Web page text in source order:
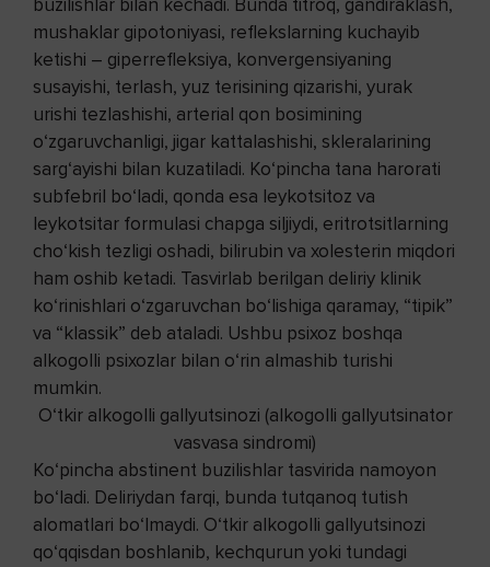
buzilishlar bilan kechadi. Bunda titroq, gandiraklash,
mushaklar gipotoniyasi, reflekslarning kuchayib
ketishi – giperrefleksiya, konvergensiyaning
susayishi, terlash, yuz terisining qizarishi, yurak
urishi tezlashishi, arterial qon bosimining
o‘zgaruvchanligi, jigar kattalashishi, skleralarining
sarg‘ayishi bilan kuzatiladi. Ko‘pincha tana harorati
subfebril bo‘ladi, qonda esa leykotsitoz va
leykotsitar formulasi chapga siljiydi, eritrotsitlarning
cho‘kish tezligi oshadi, bilirubin va xolesterin miqdori
ham oshib ketadi. Tasvirlab berilgan deliriy klinik
ko‘rinishlari o‘zgaruvchan bo‘lishiga qaramay, “tipik”
va “klassik” deb ataladi. Ushbu psixoz boshqa
alkogolli psixozlar bilan o‘rin almashib turishi
mumkin.
O‘tkir alkogolli gallyutsinozi (alkogolli gallyutsinator
vasvasa sindromi)
Ko‘pincha abstinent buzilishlar tasvirida namoyon
bo‘ladi. Deliriydan farqi, bunda tutqanoq tutish
alomatlari bo‘lmaydi. O‘tkir alkogolli gallyutsinozi
qo‘qqisdan boshlanib, kechqurun yoki tundagi